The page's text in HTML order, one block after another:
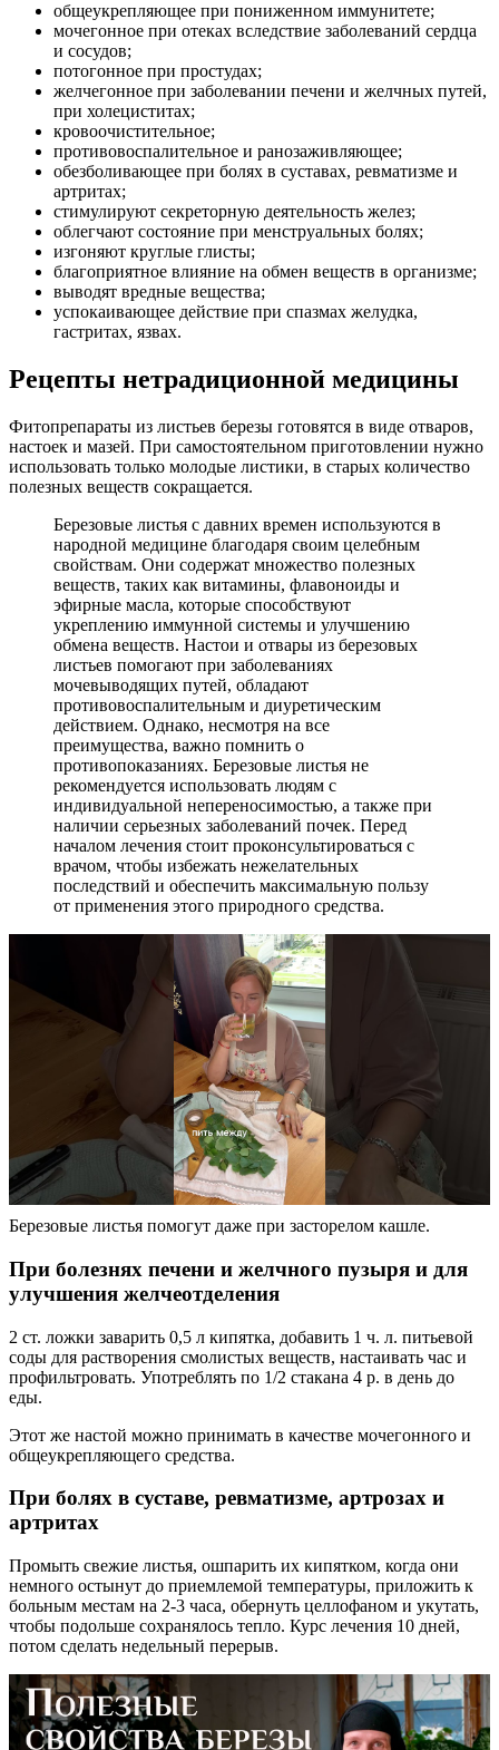
общеукрепляющее при пониженном иммунитете;
мочегонное при отеках вследствие заболеваний сердца
и сосудов;
потогонное при простудах;
желчегонное при заболевании печени и желчных путей,
при холециститах;
кровоочистительное;
противовоспалительное и ранозаживляющее;
обезболивающее при болях в суставах, ревматизме и
артритах;
стимулируют секреторную деятельность желез;
облегчают состояние при менструальных болях;
изгоняют круглые глисты;
благоприятное влияние на обмен веществ в организме;
выводят вредные вещества;
успокаивающее действие при спазмах желудка,
гастритах, язвах.
Рецепты нетрадиционной медицины
Фитопрепараты из листьев березы готовятся в виде отваров,
настоек и мазей. При самостоятельном приготовлении нужно
использовать только молодые листики, в старых количество
полезных веществ сокращается.
Березовые листья с давних времен используются в
народной медицине благодаря своим целебным
свойствам. Они содержат множество полезных
веществ, таких как витамины, флавоноиды и
эфирные масла, которые способствуют
укреплению иммунной системы и улучшению
обмена веществ. Настои и отвары из березовых
листьев помогают при заболеваниях
мочевыводящих путей, обладают
противовоспалительным и диуретическим
действием. Однако, несмотря на все
преимущества, важно помнить о
противопоказаниях. Березовые листья не
рекомендуется использовать людям с
индивидуальной непереносимостью, а также при
наличии серьезных заболеваний почек. Перед
началом лечения стоит проконсультироваться с
врачом, чтобы избежать нежелательных
последствий и обеспечить максимальную пользу
от применения этого природного средства.
Березовые листья помогут даже при засторелом кашле.
При болезнях печени и желчного пузыря и для
улучшения желчеотделения
2 ст. ложки заварить 0,5 л кипятка, добавить 1 ч. л. питьевой
соды для растворения смолистых веществ, настаивать час и
профильтровать. Употреблять по 1/2 стакана 4 р. в день до
еды.
Этот же настой можно принимать в качестве мочегонного и
общеукрепляющего средства.
При болях в суставе, ревматизме, артрозах и
артритах
Промыть свежие листья, ошпарить их кипятком, когда они
немного остынут до приемлемой температуры, приложить к
больным местам на 2-3 часа, обернуть целлофаном и укутать,
чтобы подольше сохранялось тепло. Курс лечения 10 дней,
потом сделать недельный перерыв.